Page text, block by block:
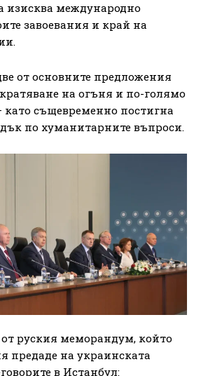
изисква международно
завоевания и край на
от основните предложения
на огъня и по-голямо
същевременно постигна
по хуманитарните въпроси.
руския меморандум, който
предаде на украинската
в Истанбул: